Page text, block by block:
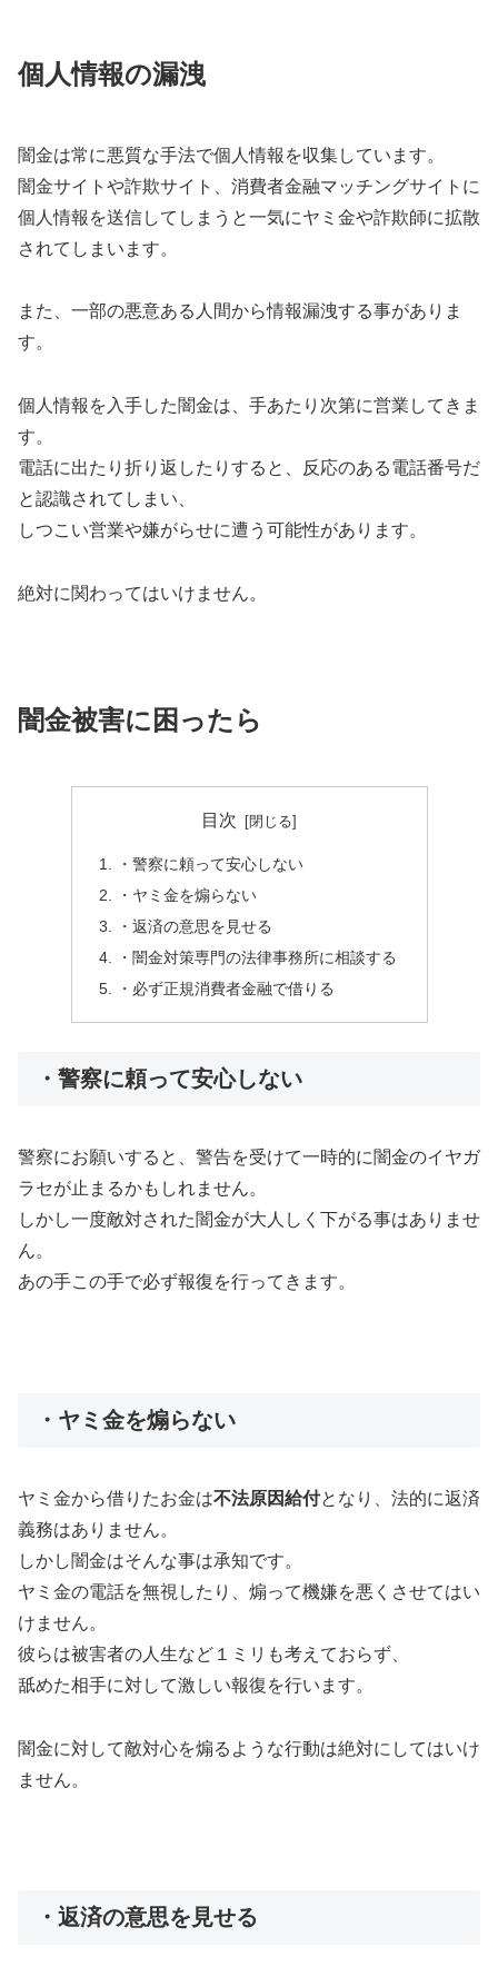
個人情報の漏洩
闇金は常に悪質な手法で個人情報を収集しています。
闇金サイトや詐欺サイト、消費者金融マッチングサイトに
個人情報を送信してしまうと一気にヤミ金や詐欺師に拡散
されてしまいます。
また、一部の悪意ある人間から情報漏洩する事がありま
す。
個人情報を入手した闇金は、手あたり次第に営業してきま
す。
電話に出たり折り返したりすると、反応のある電話番号だ
と認識されてしまい、
しつこい営業や嫌がらせに遭う可能性があります。
絶対に関わってはいけません。
闇金被害に困ったら
目次
・警察に頼って安心しない
・ヤミ金を煽らない
・返済の意思を見せる
・闇金対策専門の法律事務所に相談する
・必ず正規消費者金融で借りる
・警察に頼って安心しない
警察にお願いすると、警告を受けて一時的に闇金のイヤガ
ラセが止まるかもしれません。
しかし一度敵対された闇金が大人しく下がる事はありませ
ん。
あの手この手で必ず報復を行ってきます。
・ヤミ金を煽らない
ヤミ金から借りたお金は不法原因給付となり、法的に返済
義務はありません。
しかし闇金はそんな事は承知です。
ヤミ金の電話を無視したり、煽って機嫌を悪くさせてはい
けません。
彼らは被害者の人生など１ミリも考えておらず、
舐めた相手に対して激しい報復を行います。
闇金に対して敵対心を煽るような行動は絶対にしてはいけ
ません。
・返済の意思を見せる